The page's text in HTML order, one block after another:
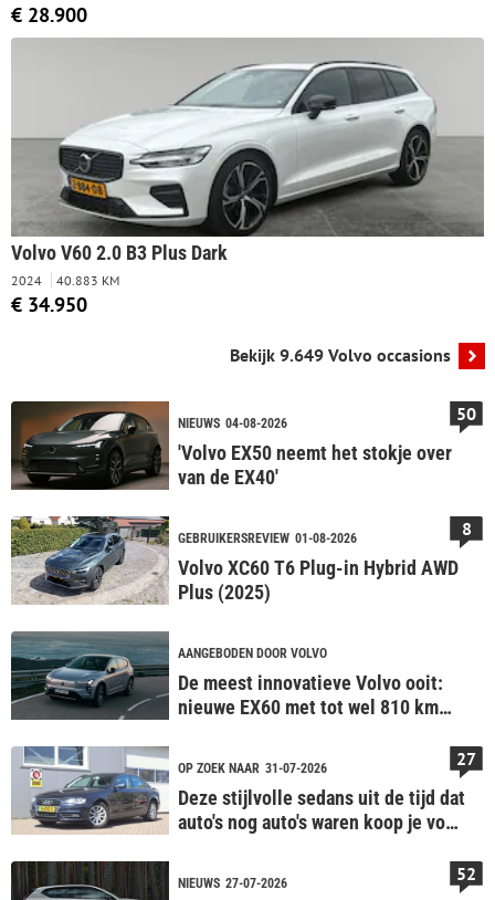
€ 28.900
Volvo V60 2.0 B3 Plus Dark
2024 40.883 KM
€ 34.950
Bekijk 9.649 Volvo occasions
NIEUWS 04-08-2026
'Volvo EX50 neemt het stokje over
van de EX40'
50
GEBRUIKERSREVIEW 01-08-2026
Volvo XC60 T6 Plug-in Hybrid AWD
Plus (2025)
8
AANGEBODEN DOOR VOLVO
De meest innovatieve Volvo ooit:
nieuwe EX60 met tot wel 810 km
OP ZOEK NAAR 31-07-2026
Deze stijlvolle sedans uit de tijd dat
auto's nog auto's waren koop je voor
27
NIEUWS 27-07-2026 52